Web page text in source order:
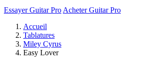
Essayer Guitar Pro Acheter Guitar Pro
Accueil
Tablatures
Miley Cyrus
Easy Lover